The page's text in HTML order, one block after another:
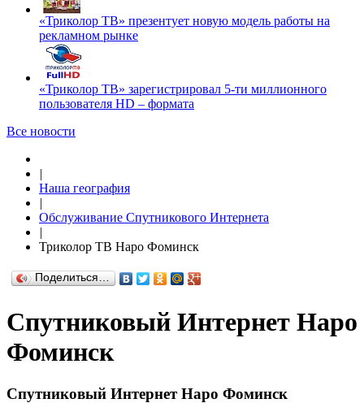
«Триколор ТВ» презентует новую модель работы на
рекламном рынке
«Триколор ТВ» зарегистрировал 5-ти миллионного
пользователя HD – формата
Все новости
|
Наша география
|
Обслуживание Спутникового Интернета
|
Триколор ТВ Наро Фоминск
Поделиться…
Спутниковый Интернет Наро
Фоминск
Спутниковый Интернет Наро Фоминск